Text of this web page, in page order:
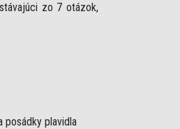
zo 7 otázok,
posádky plavidla